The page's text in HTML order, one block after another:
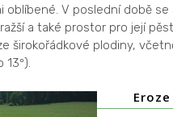
oblíbené. V poslední době
a také prostor pro její
širokořádkové plodiny,
13°).